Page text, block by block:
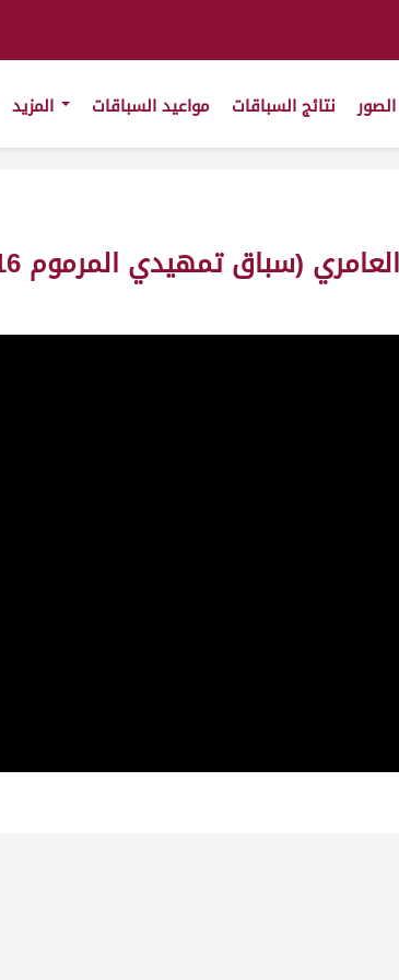
الصور نتائج السباقات مواعيد السباقات